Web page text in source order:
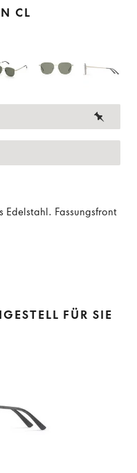
CL
Edelstahl. Fassungsfront
FÜR SIE